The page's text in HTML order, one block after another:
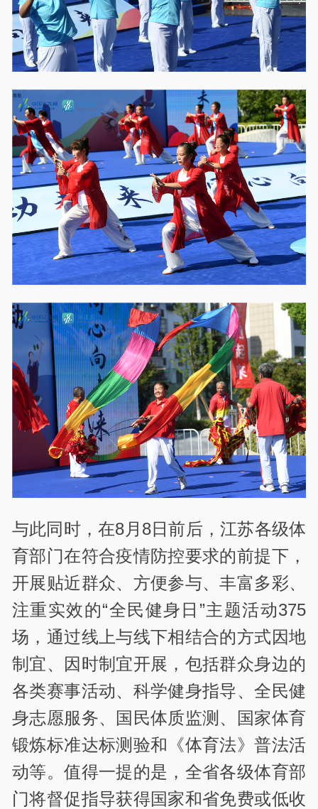
与此同时，在8月8日前后，江苏各级体
育部门在符合疫情防控要求的前提下，
开展贴近群众、方便参与、丰富多彩、
注重实效的“全民健身日”主题活动375
场，通过线上与线下相结合的方式因地
制宜、因时制宜开展，包括群众身边的
各类赛事活动、科学健身指导、全民健
身志愿服务、国民体质监测、国家体育
锻炼标准达标测验和《体育法》普法活
动等。值得一提的是，全省各级体育部
门将督促指导获得国家和省免费或低收